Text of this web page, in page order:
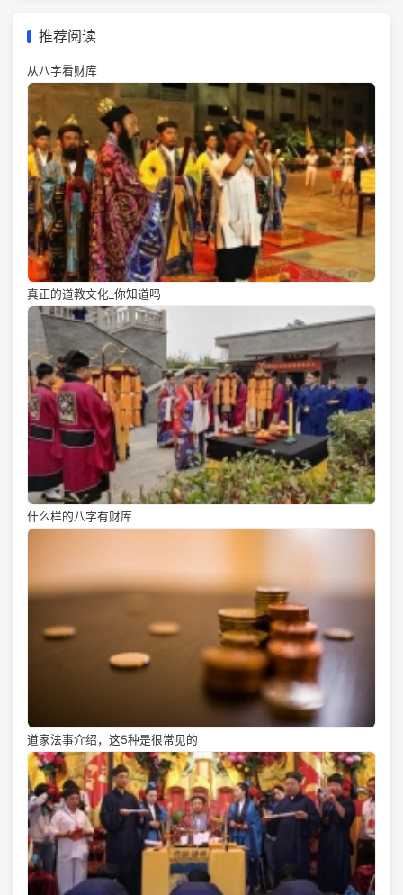
推荐阅读
从八字看财库
真正的道教文化_你知道吗
什么样的八字有财库
道家法事介绍，这5种是很常见的